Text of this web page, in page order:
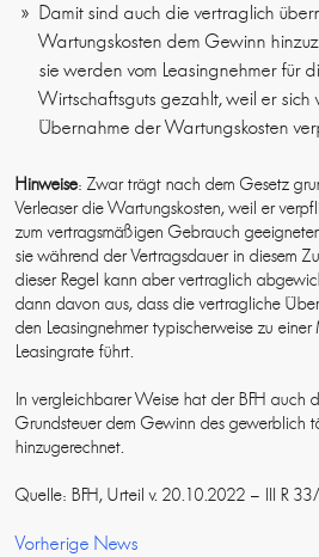
Damit sind auch die vertraglich
Wartungskosten dem Gewinn
sie werden vom Leasingnehmer für
Wirtschaftsguts gezahlt, weil er sich
Übernahme der Wartungskosten
Hinweise: Zwar trägt nach dem Gesetz
Verleaser die Wartungskosten, weil er
zum vertragsmäßigen Gebrauch
sie während der Vertragsdauer in diesem
dieser Regel kann aber vertraglich
dann davon aus, dass die vertragliche
den Leasingnehmer typischerweise zu
Leasingrate führt.
In vergleichbarer Weise hat der BFH auch
Grundsteuer dem Gewinn des gewerblich
hinzugerechnet.
Quelle: BFH, Urteil v. 20.10.2022 – III R
Vorherige News